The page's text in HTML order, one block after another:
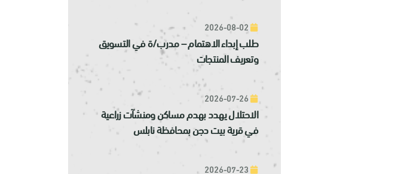
طلب إبداء الاهتمام – مدرب/ة في التسويق
وتعريف المنتجات
الاحتلال يهدد بهدم مساكن ومنشآت زراعية
في قرية بيت دجن بمحافظة نابلس